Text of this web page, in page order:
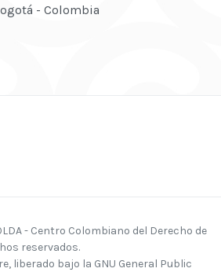
- Colombia
- Centro Colombiano del Derecho de
reservados.
liberado bajo la GNU General Public